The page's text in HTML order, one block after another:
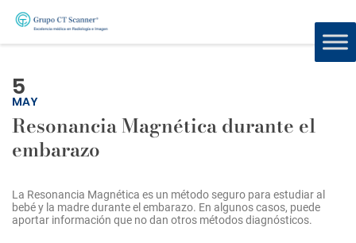
5
MAY
Resonancia Magnética durante el
embarazo
La Resonancia Magnética es un método seguro para estudiar al
bebé y la madre durante el embarazo. En algunos casos, puede
aportar información que no dan otros métodos diagnósticos.